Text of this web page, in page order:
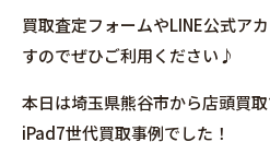
買取査定フォームやLINE公式ア
すのでぜひご利用ください♪
本日は埼玉県熊谷市から店頭買取
iPad7世代買取事例でした！